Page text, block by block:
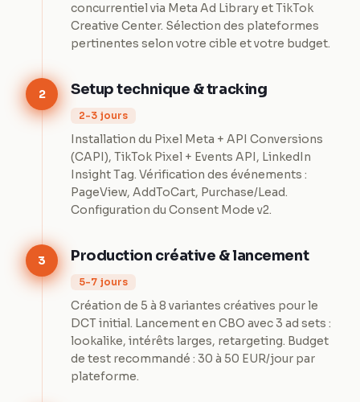
concurrentiel via Meta Ad Library et TikTok
Creative Center. Sélection des plateformes
pertinentes selon votre cible et votre budget.
2 Setup technique & tracking
2-3 jours
Installation du Pixel Meta + API Conversions
(CAPI), TikTok Pixel + Events API, LinkedIn
Insight Tag. Vérification des événements :
PageView, AddToCart, Purchase/Lead.
Configuration du Consent Mode v2.
3 Production créative & lancement
5-7 jours
Création de 5 à 8 variantes créatives pour le
DCT initial. Lancement en CBO avec 3 ad sets :
lookalike, intérêts larges, retargeting. Budget
de test recommandé : 30 à 50 EUR/jour par
plateforme.